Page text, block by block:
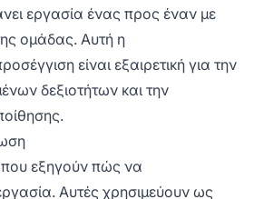
εργασία ένας προς έναν με
ομάδας. Αυτή η
είναι εξαιρετική για την
δεξιοτήτων και την
που εξηγούν πώς να
Αυτές χρησιμεύουν ως